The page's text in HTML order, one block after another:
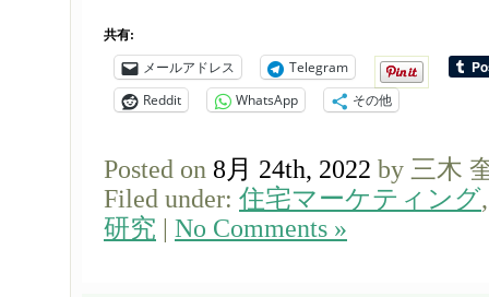
共有:
メールアドレス
Telegram
Reddit
WhatsApp その他
Posted on 8月 24th, 2022 by 三木
Filed under: 住宅マーケティング
研究
No Comments »